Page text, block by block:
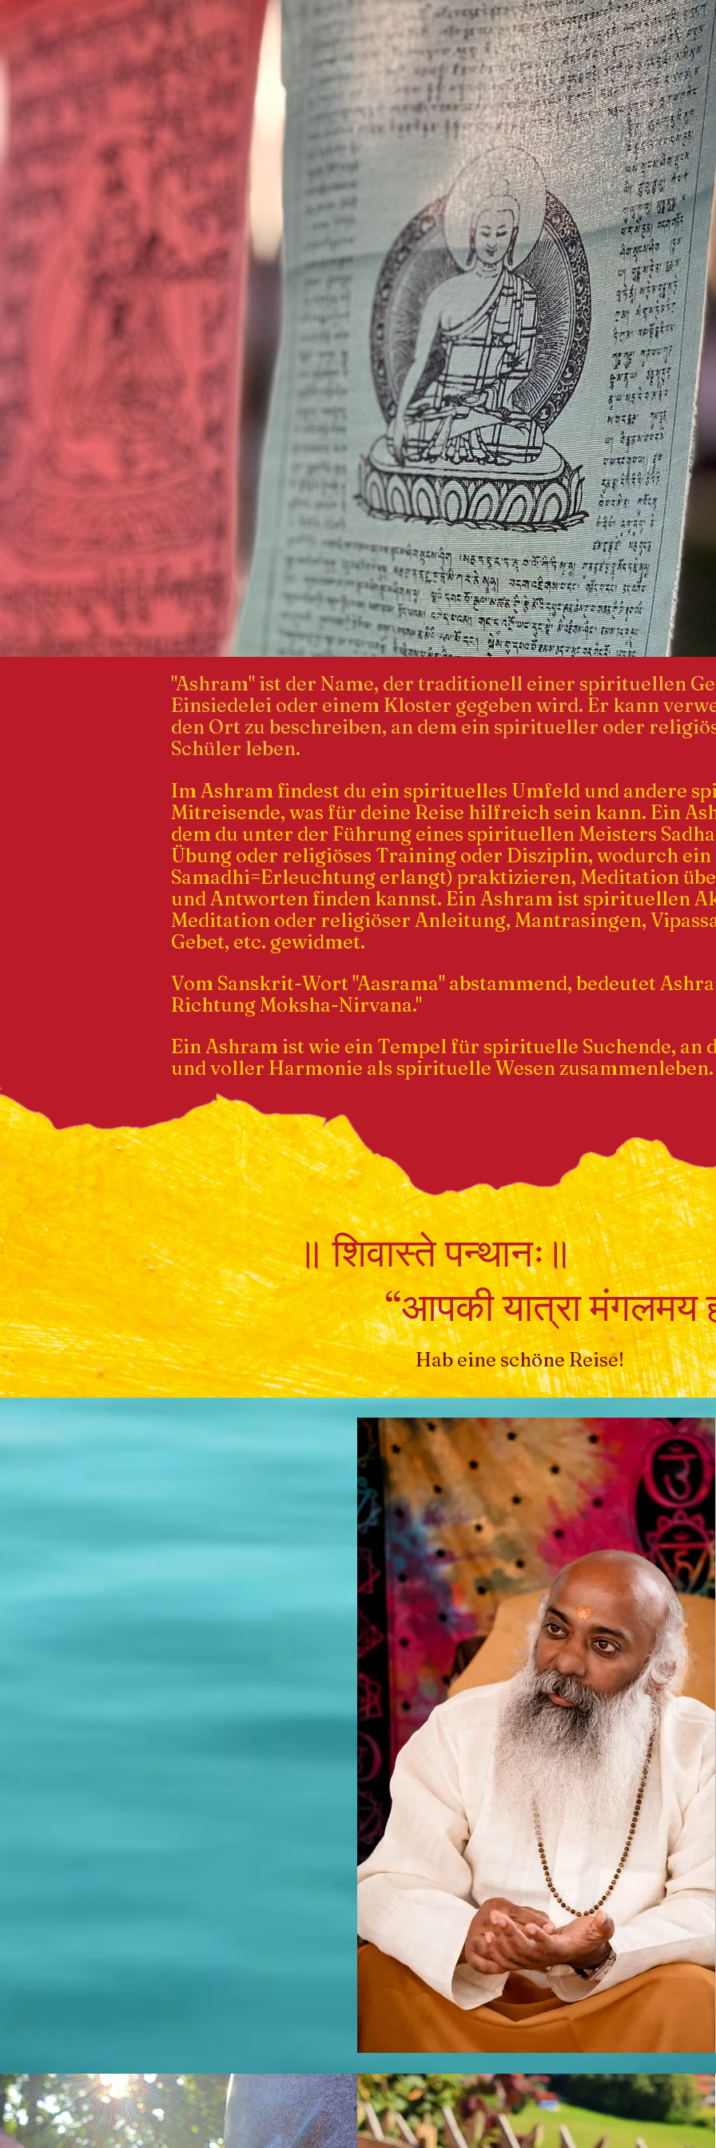
"Ashram" ist der Name, der traditionell einer spirituellen
Einsiedelei oder einem Kloster gegeben wird. Er kann
den Ort zu beschreiben, an dem ein spiritueller oder
Schüler leben.
Im Ashram findest du ein spirituelles Umfeld und andere
Mitreisende, was für deine Reise hilfreich sein kann. Ein
dem du unter der Führung eines spirituellen Meisters
Übung oder religiöses Training oder Disziplin, wodurch
Samadhi=Erleuchtung erlangt) praktizieren, Meditation
und Antworten finden kannst. Ein Ashram ist spirituellen
Meditation oder religiöser Anleitung, Mantrasingen,
Gebet, etc. gewidmet.
Vom Sanskrit-Wort "Aasrama" abstammend, bedeutet
Richtung Moksha-Nirvana."
Ein Ashram ist wie ein Tempel für spirituelle Suchende, an
und voller Harmonie als spirituelle Wesen zusammenleben.
॥ शिवास्ते पन्थानः॥
“आपकी यात्रा मंगलमय
Hab eine schöne Reise!